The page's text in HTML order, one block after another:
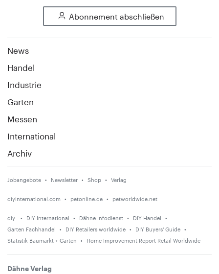
Abonnement abschließen
News
Handel
Industrie
Garten
Messen
International
Archiv
Jobangebote Newsletter Shop Verlag
diyinternational.com petonline.de petworldwide.net
diy DIY International Dähne Infodienst
DIY Handel
Garten Fachhandel
DIY Retailers worldwide
DIY Buyers' Guide
Statistik Baumarkt + Garten
Home Improvement Report Retail Worldwide
Dähne Verlag